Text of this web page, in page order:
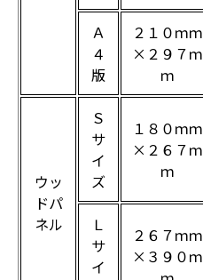
Ａ
４
版
２１０ｍｍ
×２９７ｍ
ｍ
ウッ
ドパ
ネル
Ｓ
サ
イ
ズ
１８０ｍｍ
×２６７ｍ
ｍ
Ｌ
サ
イ
２６７ｍｍ
×３９０ｍ